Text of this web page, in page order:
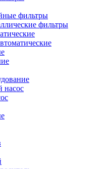
фильтры
фильтры
насос